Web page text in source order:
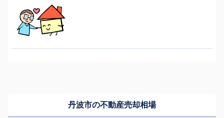
丹波市の不動産売却相場